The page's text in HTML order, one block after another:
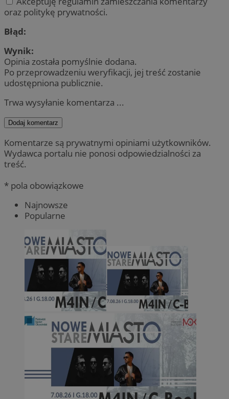
oraz politykę prywatności.
Błąd:
Wynik:
Opinia została pomyślnie dodana.
Po przeprowadzeniu weryfikacji, jej treść zostanie
udostępniona publicznie.
Trwa wysyłanie komentarza ...
Dodaj komentarz
Komentarze są prywatnymi opiniami użytkowników.
Wydawca portalu nie ponosi odpowiedzialności za
treść.
* pola obowiązkowe
Najnowsze
Popularne